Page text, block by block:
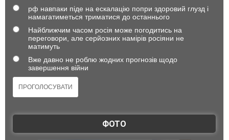
рф навпаки піде на ескалацію попри здоровий глузд і
намагатиметься триматися до останнього
Найближчим часом росія може погодитись на
переговори, але серйозних намірів росіяни не
матимуть
Вже давно не роблю жодних прогнозів щодо
завершення війни
ФОТО